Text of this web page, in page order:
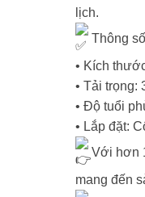
lịch.
Thông
• Kích
• Tải trọng:
• Độ tuổi
• Lắp đặt:
Với hơn
mang đến